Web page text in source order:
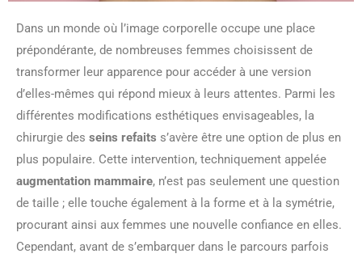
Dans un monde où l’image corporelle occupe une place
prépondérante, de nombreuses femmes choisissent de
transformer leur apparence pour accéder à une version
d’elles-mêmes qui répond mieux à leurs attentes. Parmi les
différentes modifications esthétiques envisageables, la
chirurgie des seins refaits s’avère être une option de plus en
plus populaire. Cette intervention, techniquement appelée
augmentation mammaire, n’est pas seulement une question
de taille ; elle touche également à la forme et à la symétrie,
procurant ainsi aux femmes une nouvelle confiance en elles.
Cependant, avant de s’embarquer dans le parcours parfois